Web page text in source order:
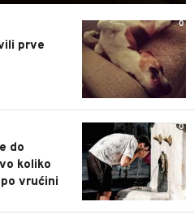
0
prve
0
do
koliko
vrućini